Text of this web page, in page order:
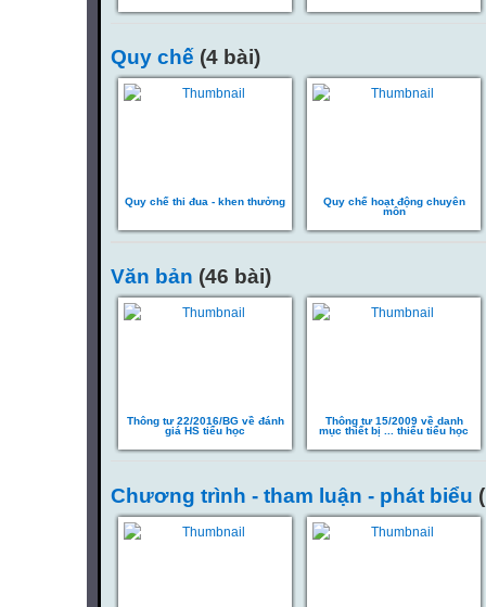
Quy chế (4 bài)
Quy chế thi đua - khen thưởng
Quy chế hoạt động chuyên
môn
Văn bản (46 bài)
Thông tư 22/2016/BG về đánh
giá HS tiểu học
Thông tư 15/2009 về danh
mục thiết bị ... thiểu tiểu học
Chương trình - tham luận - phát biểu